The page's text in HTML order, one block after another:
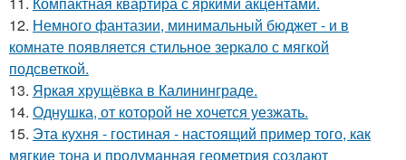
12. Немного фантазии, минимальный бюджет - и в
комнате появляется стильное зеркало с мягкой
подсветкой.
13. Яркая хрущёвка в Калининграде.
14. Однушка, от которой не хочется уезжать.
15. Эта кухня - гостиная - настоящий пример того, как
мягкие тона и продуманная геометрия создают